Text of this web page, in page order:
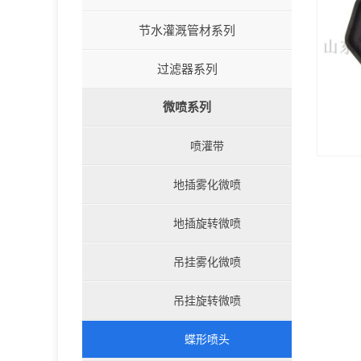
节水灌溉管材系列
过滤器系列
微喷系列
喷灌带
地插雾化微喷
地插旋转微喷
吊挂雾化微喷
吊挂旋转微喷
蝶形喷头